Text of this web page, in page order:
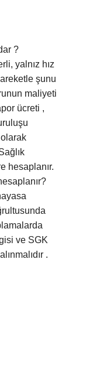
?
yalnız hız
şunu
maliyeti
ücreti ,
hesaplanır.
ve SGK
.